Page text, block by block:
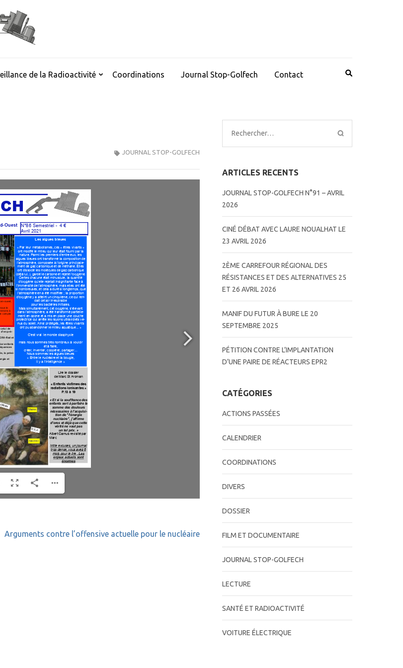
de la Radioactivité Coordinations Journal Stop-Golfech Contact
JOURNAL STOP-GOLFECH
Arguments contre l’offensive actuelle pour le nucléaire
Rechercher :
ARTICLES RECENTS
JOURNAL STOP-GOLFECH N°91 – AVRIL
2026
CINÉ DÉBAT AVEC LAURE NOUALHAT LE
23 AVRIL 2026
2ÈME CARREFOUR RÉGIONAL DES
RÉSISTANCES ET DES ALTERNATIVES 25
ET 26 AVRIL 2026
MANIF DU FUTUR À BURE LE 20
SEPTEMBRE 2025
PÉTITION CONTRE L’IMPLANTATION
D’UNE PAIRE DE RÉACTEURS EPR2
CATÉGORIES
ACTIONS PASSÉES
CALENDRIER
COORDINATIONS
DIVERS
DOSSIER
FILM ET DOCUMENTAIRE
JOURNAL STOP-GOLFECH
LECTURE
SANTÉ ET RADIOACTIVITÉ
VOITURE ÉLECTRIQUE